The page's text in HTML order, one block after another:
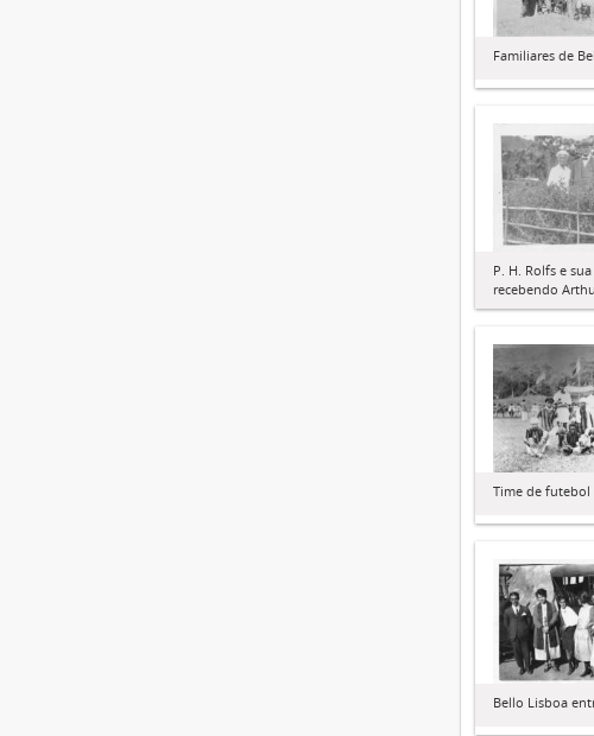
Familiares de
P. H. Rolfs e
recebendo
Time de futebol
Bello Lisboa